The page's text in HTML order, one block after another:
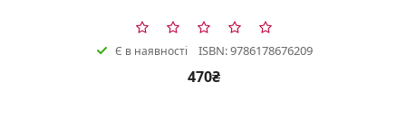
Є в наявності ISBN: 9786178676209
470₴